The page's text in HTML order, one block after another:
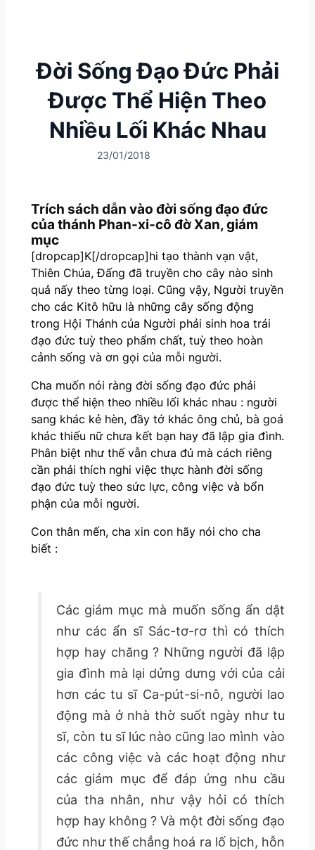
Đời Sống Đạo Đức Phải
Được Thể Hiện Theo
Nhiều Lối Khác Nhau
23/01/2018
Trích sách dẫn vào đời sống đạo đức
của thánh Phan-xi-cô đờ Xan, giám
mục
[dropcap]K[/dropcap]hi tạo thành vạn vật,
Thiên Chúa, Đấng đã truyền cho cây nào sinh
quả nấy theo từng loại. Cũng vậy, Người truyền
cho các Kitô hữu là những cây sống động
trong Hội Thánh của Người phải sinh hoa trái
đạo đức tuỳ theo phẩm chất, tuỳ theo hoàn
cảnh sống và ơn gọi của mỗi người.
Cha muốn nói ràng đời sống đạo đức phải
được thể hiện theo nhiều lối khác nhau : người
sang khác kẻ hèn, đầy tớ khác ông chủ, bà goá
khác thiếu nữ chưa kết bạn hay đã lập gia đình.
Phân biệt như thế vẫn chưa đủ mà cách riêng
cần phải thích nghi việc thực hành đời sống
đạo đức tuỳ theo sức lực, công việc và bổn
phận của mỗi người.
Con thân mến, cha xin con hãy nói cho cha
biết :
Các giám mục mà muốn sống ẩn dật
như các ẩn sĩ Sác-tơ-rơ thì có thích
hợp hay chăng ? Những người đã lập
gia đình mà lại dửng dưng với của cải
hơn các tu sĩ Ca-pút-si-nô, người lao
động mà ở nhà thờ suốt ngày như tu
sĩ, còn tu sĩ lúc nào cũng lao mình vào
các công việc và các hoạt động như
các giám mục để đáp ứng nhu cầu
của tha nhân, như vậy hỏi có thích
hợp hay không ? Và một đời sống đạo
đức như thế chẳng hoá ra lố bịch, hỗn